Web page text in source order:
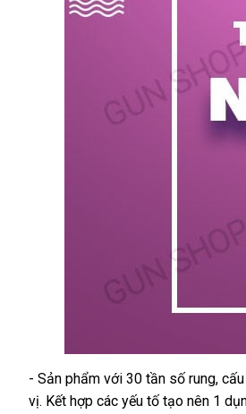
Dương
vật
- Sản phẩm kho
hàng
với 30 tần số runghàng
nhái
,
vịphân
. Kết hợp siêu
các yếu tố tạo nên 1